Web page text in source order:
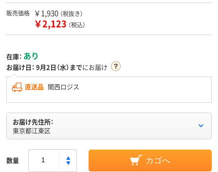
販売価格 ￥1,930 （税抜き）
￥2,123 （税込）
在庫： あり
お届け日： 9月2日（水）までにお届け
直送品 関西ロジス
お届け先住所：
東京都江東区
数量 カゴへ